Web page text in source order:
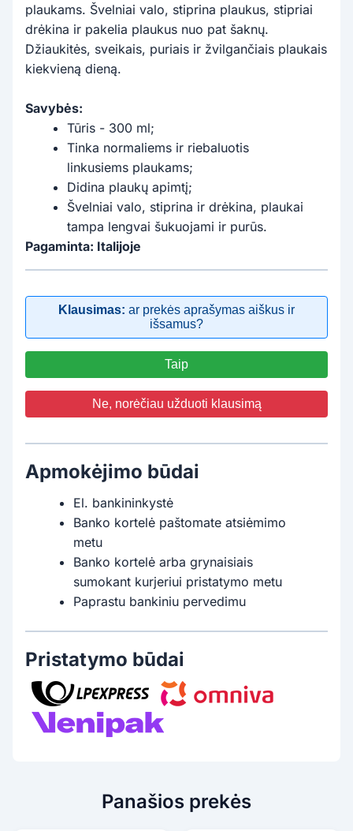
plaukams. Švelniai valo, stiprina plaukus, stipriai
drėkina ir pakelia plaukus nuo pat šaknų.
Džiaukitės, sveikais, puriais ir žvilgančiais plaukais
kiekvieną dieną.
Savybės:
Tūris - 300 ml;
Tinka normaliems ir riebaluotis
linkusiems plaukams;
Didina plaukų apimtį;
Švelniai valo, stiprina ir drėkina, plaukai
tampa lengvai šukuojami ir purūs.
Pagaminta: Italijoje
Klausimas: ar prekės aprašymas aiškus ir
išsamus?
Taip
Ne, norėčiau užduoti klausimą
Apmokėjimo būdai
El. bankininkystė
Banko kortelė paštomate atsiėmimo
metu
Banko kortelė arba grynaisiais
sumokant kurjeriui pristatymo metu
Paprastu bankiniu pervedimu
Pristatymo būdai
Panašios prekės